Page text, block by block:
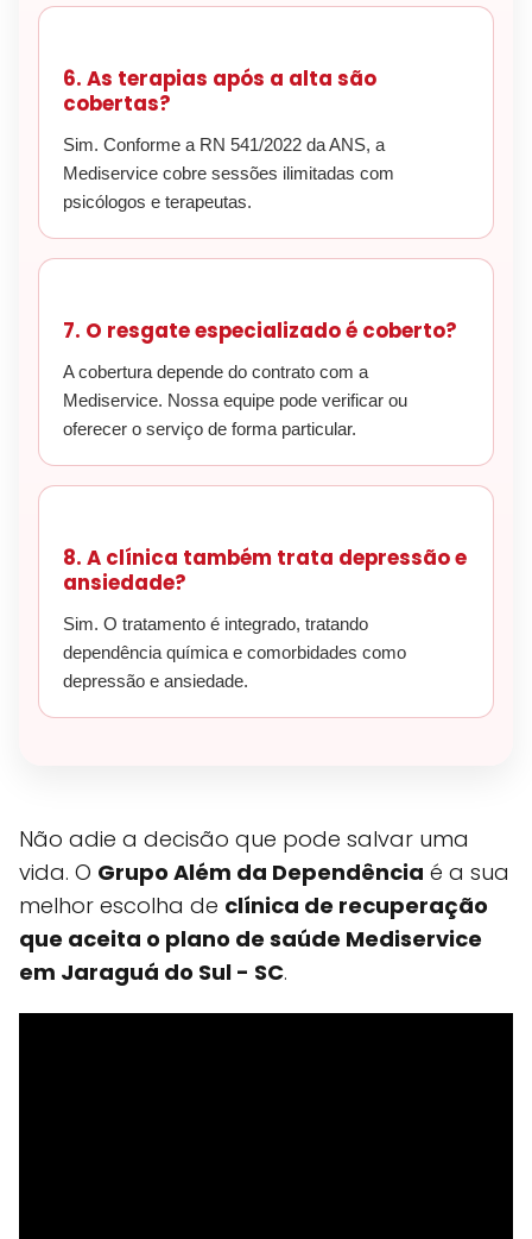
6. As terapias após a alta são
cobertas?
Sim. Conforme a RN 541/2022 da ANS, a
Mediservice cobre sessões ilimitadas com
psicólogos e terapeutas.
7. O resgate especializado é coberto?
A cobertura depende do contrato com a
Mediservice. Nossa equipe pode verificar ou
oferecer o serviço de forma particular.
8. A clínica também trata depressão e
ansiedade?
Sim. O tratamento é integrado, tratando
dependência química e comorbidades como
depressão e ansiedade.
Não adie a decisão que pode salvar uma
vida. O Grupo Além da Dependência é a sua
melhor escolha de clínica de recuperação
que aceita o plano de saúde Mediservice
em Jaraguá do Sul - SC.